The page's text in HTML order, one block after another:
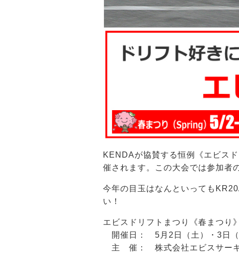
KENDAが協賛する恒例《エビス
催されます。この大会では参加者
今年の目玉はなんといっても
い！
エビスドリフトまつり《春まつり》
開催日： 5月2日（土）・3日（
主 催： 株式会社エビスサーキ